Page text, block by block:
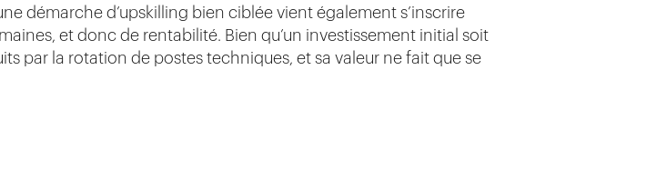
démarche d’upskilling bien ciblée vient également s’inscrire
et donc de rentabilité. Bien qu’un investissement initial soit
par la rotation de postes techniques, et sa valeur ne fait que se